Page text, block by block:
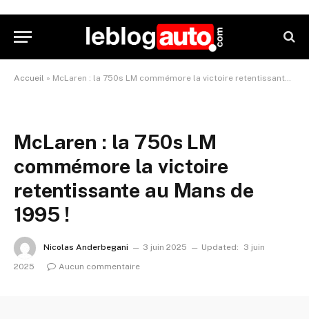
Accueil » McLaren : la 750s LM commémore la victoire retentissante au Mans de 1995 !
McLaren : la 750s LM
commémore la victoire
retentissante au Mans de
1995 !
Nicolas Anderbegani 3 juin 2025 Updated:
3 juin
2025
Aucun commentaire